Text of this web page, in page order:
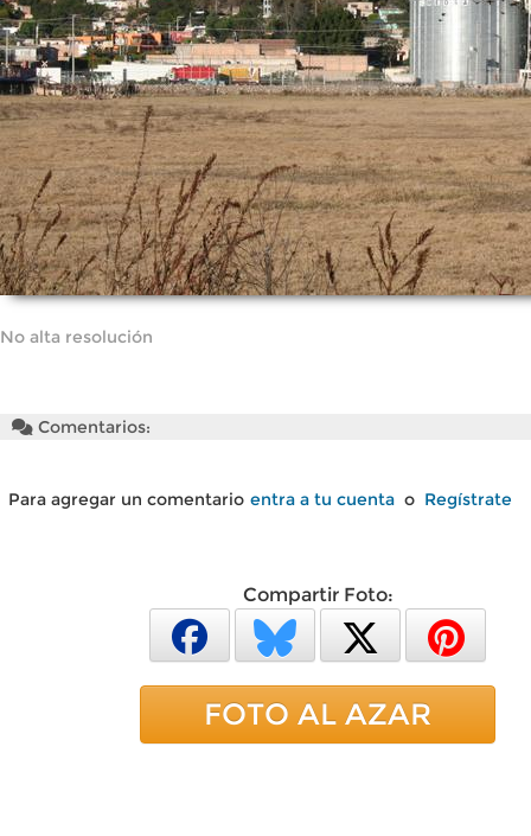
No alta resolución
Comentarios:
Para agregar un comentario entra a tu cuenta o Regístrate
Compartir Foto:
FOTO AL AZAR